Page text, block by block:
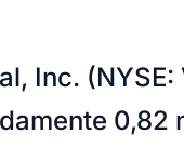
Inc.
0,82